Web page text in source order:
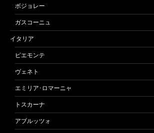
ボジョレー
ガスコーニュ
イタリア
ピエモンテ
ヴェネト
エミリア･ロマーニャ
トスカーナ
アブルッツォ